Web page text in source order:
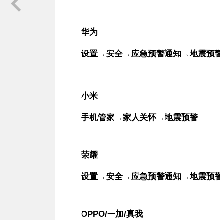
华为
设置→安全→应急预警通知→地震预
小米
手机管家→家人关怀→地震预警
荣耀
设置→安全→应急预警通知→地震预
OPPO/一加/真我